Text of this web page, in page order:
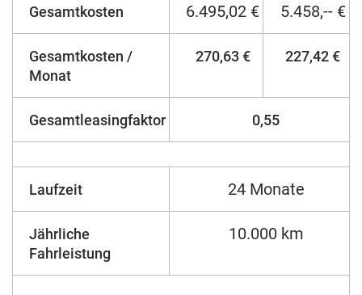
Gesamtkosten 6.495,02 € 5.458,-- €
Gesamtkosten /
Monat
270,63 € 227,42 €
Gesamtleasingfaktor 0,55
Laufzeit 24 Monate
Jährliche
Fahrleistung
10.000 km